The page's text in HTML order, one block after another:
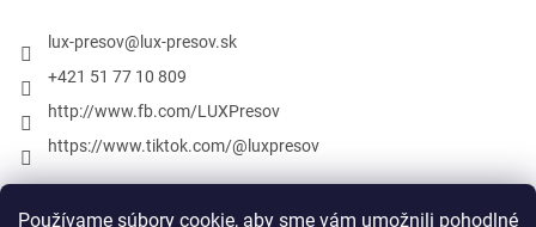
Používame súbory cookie, aby sme vám umožnili pohodlné
lux-presov@ lux-presov.sk
+421 51 77 10 809
http://www.fb.com/LUXPresov
https://www.tiktok.com/@luxpresov